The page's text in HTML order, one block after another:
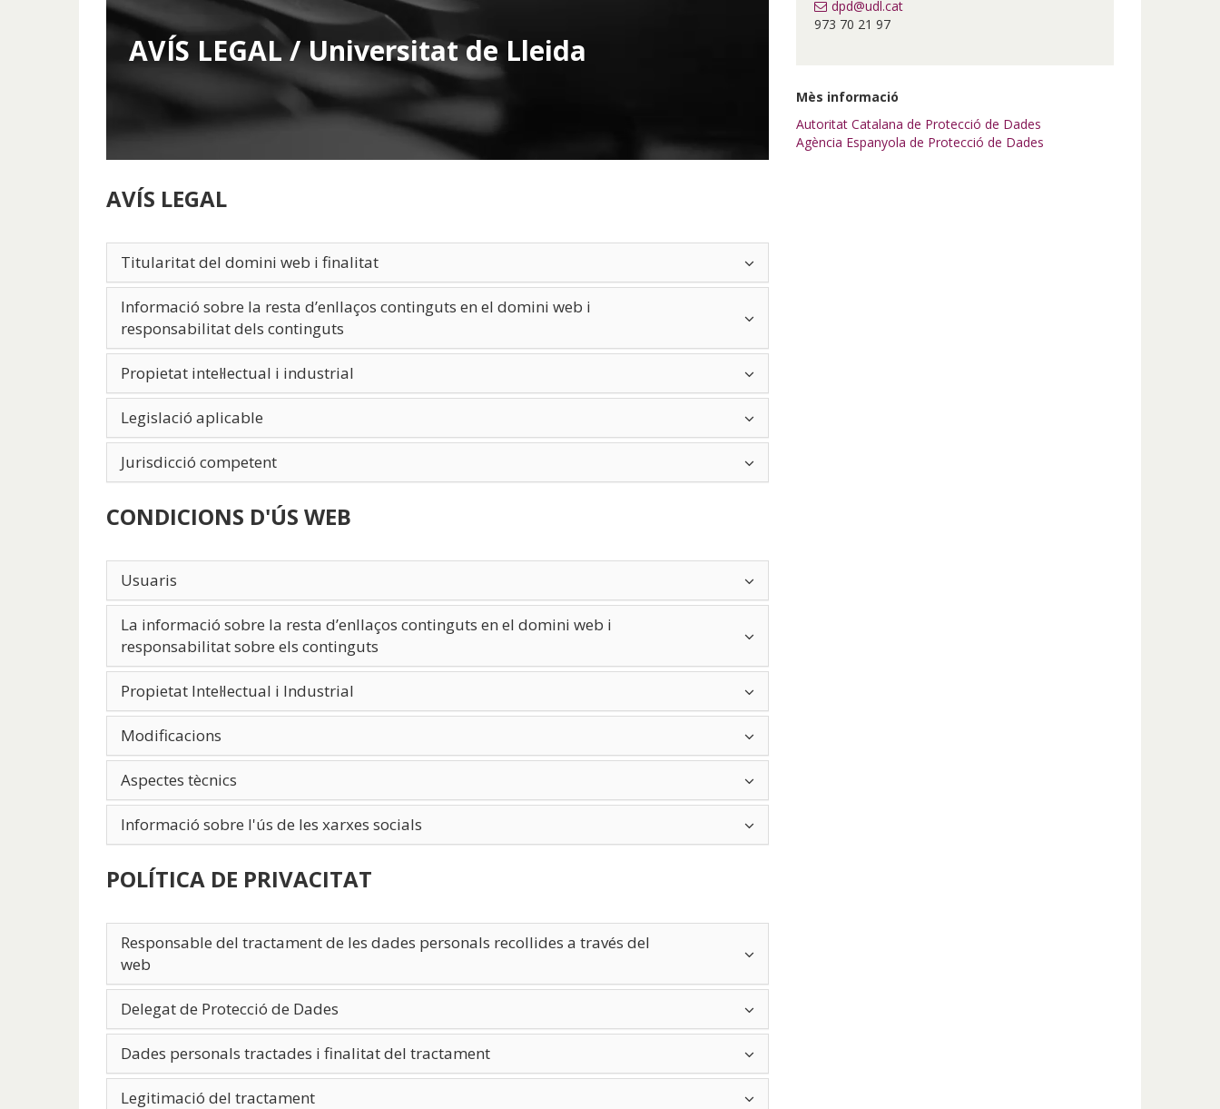
de
inicio
AVÍS LEGAL / Universitat de Lleida
AVÍS LEGAL
Titularitat del domini web i finalitat
Informació sobre la resta d’enllaços continguts en el domini web i
responsabilitat dels continguts
Propietat intel·lectual i industrial
Legislació aplicable
Jurisdicció competent
CONDICIONS D'ÚS WEB
Usuaris
La informació sobre la resta d’enllaços continguts en el domini web i
responsabilitat sobre els continguts
Propietat Intel·lectual i Industrial
Modificacions
Aspectes tècnics
Informació sobre l'ús de les xarxes socials
POLÍTICA DE PRIVACITAT
Responsable del tractament de les dades personals recollides a través del
web
Delegat de Protecció de Dades
Dades personals tractades i finalitat del tractament
Legitimació del tractament
dpd@udl.cat
973 70 21 97
Mès informació
Autoritat Catalana de Protecció de Dades
Agència Espanyola de Protecció de Dades